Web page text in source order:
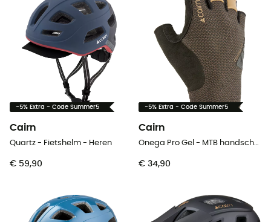
-5% Extra - Code Summer5
Cairn
Quartz - Fietshelm - Heren
€ 59,90
-5% Extra - Code Summer5
Cairn
€ 34,90